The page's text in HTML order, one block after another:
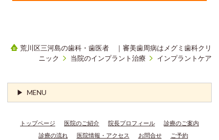
荒川区三河島の歯科・歯医者 ｜審美歯周病はメグミ歯科クリ
ニック
当院のインプラント治療 インプラントケア
MENU
トップページ 医院のご紹介 院長プロフィール
診療のご案内
診療の流れ
医院情報・アクセス お問合せ ご予約